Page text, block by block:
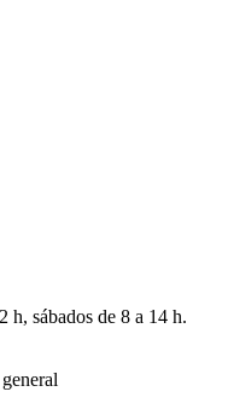
h, sábados de 8 a 14 h.